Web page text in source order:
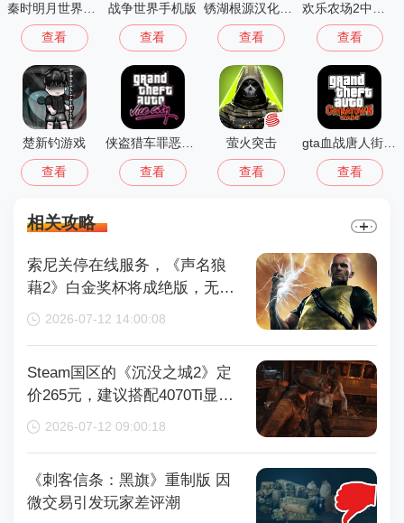
秦时明月世界测试服
查看
战争世界手机版
查看
锈湖根源汉化版 3.1.5
查看
欢乐农场2中文版
查看
楚新钓游戏
查看
侠盗猎车罪恶都市中文版(GTA：SA MOD安装器)
查看
萤火突击
查看
gta血战唐人街汉化版1.01
查看
相关攻略
索尼关停在线服务，《声名狼
藉2》白金奖杯将成绝版，无法
再获取
2026-07-12 14:00:08
Steam国区的《沉没之城2》定
价265元，建议搭配4070Ti显卡
以获得较好体验
2026-07-12 09:00:18
《刺客信条：黑旗》重制版 因
微交易引发玩家差评潮